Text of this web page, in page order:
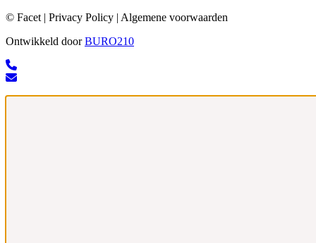
© Facet | Privacy Policy | Algemene voorwaarden
Ontwikkeld doorBURO210